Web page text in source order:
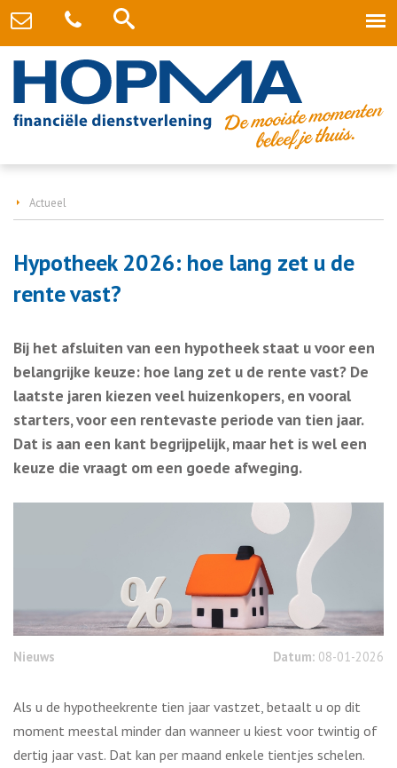
Actueel
Hypotheek 2026: hoe lang zet u de
rente vast?
Bij het afsluiten van een hypotheek staat u voor een
belangrijke keuze: hoe lang zet u de rente vast? De
laatste jaren kiezen veel huizenkopers, en vooral
starters, voor een rentevaste periode van tien jaar.
Dat is aan een kant begrijpelijk, maar het is wel een
keuze die vraagt om een goede afweging.
Nieuws Datum: 08-01-2026
Als u de hypotheekrente tien jaar vastzet, betaalt u op dit
moment meestal minder dan wanneer u kiest voor twintig of
dertig jaar vast. Dat kan per maand enkele tientjes schelen.